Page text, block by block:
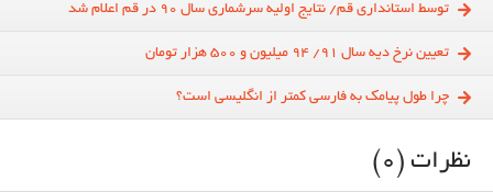
توسط استانداری قم/ نتایج اولیه سرشماری سال 90 در قم اعلام شد
تعیین نرخ دیه سال 91/ 94 میلیون و 500 هزار تومان
چرا طول پیامك به فارسی كمتر از انگلیسی است؟
نظرات (0)